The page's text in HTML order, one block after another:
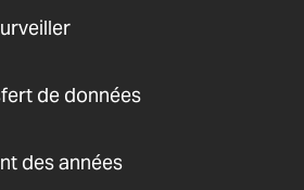
de données
des années